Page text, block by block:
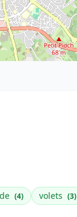
(4) volets (3)